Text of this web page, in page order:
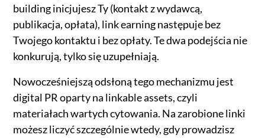
building inicjujesz Ty (kontakt z wydawcą,
publikacja, opłata), link earning następuje bez
Twojego kontaktu i bez opłaty. Te dwa podejścia nie
konkurują, tylko się uzupełniają.
Nowocześniejszą odsłoną tego mechanizmu jest
digital PR oparty na linkable assets, czyli
materiałach wartych cytowania. Na zarobione linki
możesz liczyć szczególnie wtedy, gdy prowadzisz